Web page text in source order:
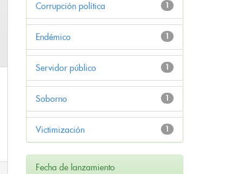
1
Corrupción política
1
Endémico
1
Servidor público
1
Soborno
1
Victimización
Fecha de lanzamiento